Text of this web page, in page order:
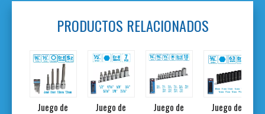
PRODUCTOS RELACIONADOS
Juego de
Juego de
Juego de
Juego de